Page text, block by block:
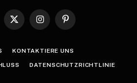
X
InstagramPinterest
KONTAKTIERE UNS
DATENSCHUTZRICHTLINIE